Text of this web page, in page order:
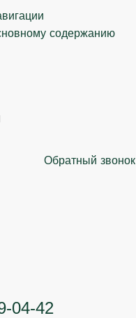
содержанию
Обратный звонок
04-42